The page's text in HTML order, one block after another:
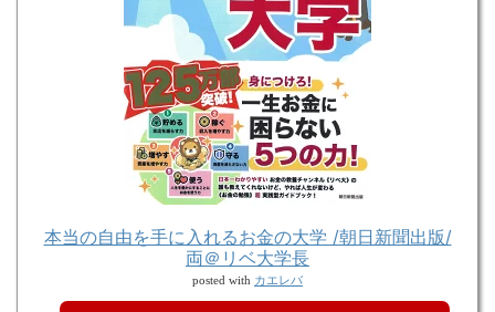
本当の自由を手に入れるお金の大学 /朝日新聞出版/
両＠リベ大学長
posted with カエレバ